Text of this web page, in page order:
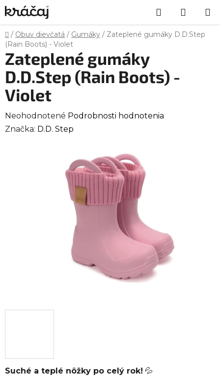
Prejsť
na
obsah
Hľadať
KOŠÍK
Domov
/ Obuv dievčatá / Gumáky / Zateplené gumáky D.D.Step
(Rain Boots) - Violet
Suché a teplé nôžky po celý rok! 💦
Zateplené gumáky
D.D.Step (Rain Boots) -
Violet
Priemerné
hodnotenie
Neohodnotené Podrobnosti hodnotenia
Značka: D.D. Step